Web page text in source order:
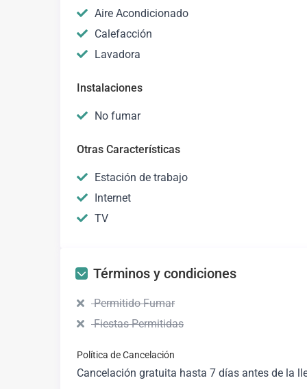
Aire Acondicionado
Calefacción
Lavadora
Instalaciones
No fumar
Otras Características
Estación de trabajo
Internet
TV
Términos y condiciones
Permitido Fumar
Fiestas Permitidas
Política de Cancelación
Cancelación gratuita hasta 7 días antes de la